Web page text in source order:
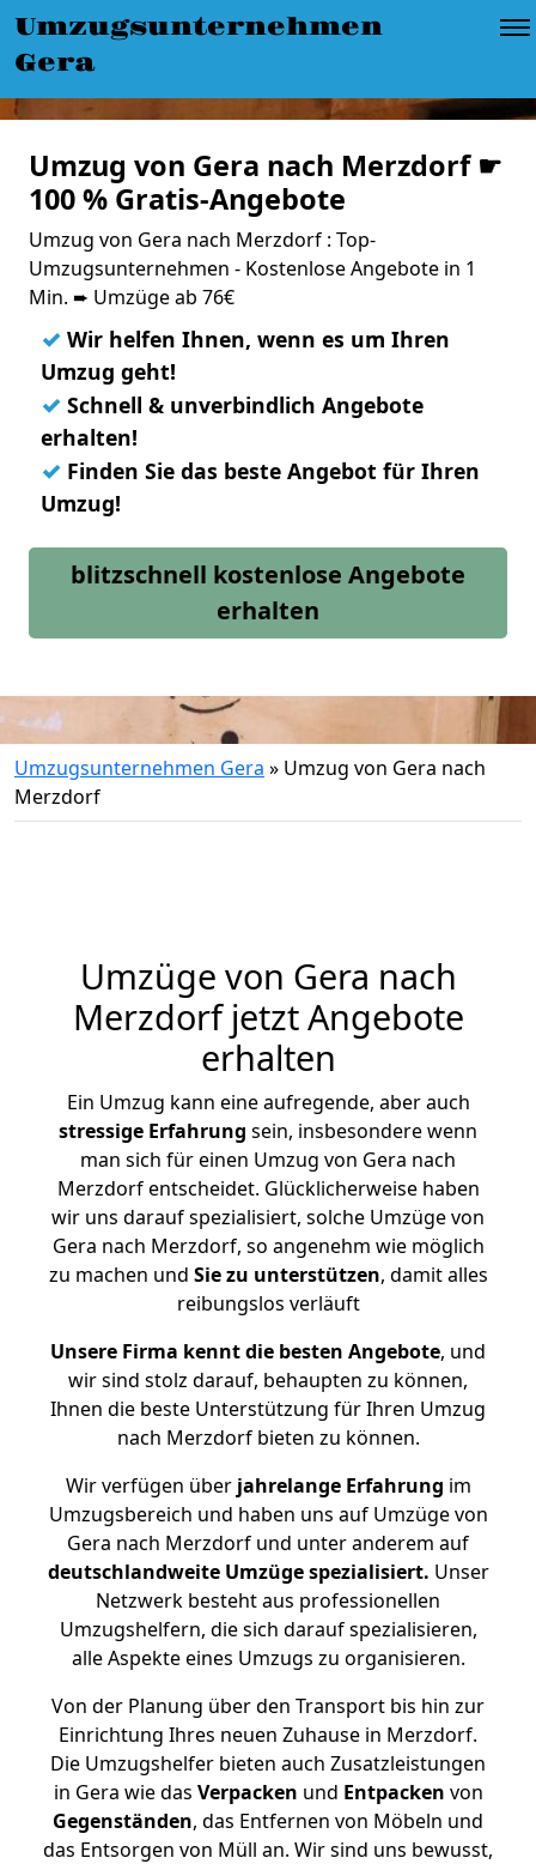
Umzugsunternehmen
Gera
Umzug von Gera nach Merzdorf ☛
100 % Gratis-Angebote
Umzug von Gera nach Merzdorf : Top-
Umzugsunternehmen - Kostenlose Angebote in 1
Min. ➨ Umzüge ab 76€
✓ Wir helfen Ihnen, wenn es um Ihren
Umzug geht!
✓ Schnell & unverbindlich Angebote
erhalten!
✓ Finden Sie das beste Angebot für Ihren
Umzug!
blitzschnell kostenlose Angebote
erhalten
Umzugsunternehmen Gera » Umzug von Gera nach
Merzdorf
Umzüge von Gera nach
Merzdorf jetzt Angebote
erhalten
Ein Umzug kann eine aufregende, aber auch
stressige Erfahrung sein, insbesondere wenn
man sich für einen Umzug von Gera nach
Merzdorf entscheidet. Glücklicherweise haben
wir uns darauf spezialisiert, solche Umzüge von
Gera nach Merzdorf, so angenehm wie möglich
zu machen und Sie zu unterstützen, damit alles
reibungslos verläuft
Unsere Firma kennt die besten Angebote, und
wir sind stolz darauf, behaupten zu können,
Ihnen die beste Unterstützung für Ihren Umzug
nach Merzdorf bieten zu können.
Wir verfügen überjahrelange Erfahrung im
Umzugsbereich und haben uns auf Umzüge von
Gera nach Merzdorf und unter anderem auf
deutschlandweite Umzüge spezialisiert. Unser
Netzwerk besteht aus professionellen
Umzugshelfern, die sich darauf spezialisieren,
alle Aspekte eines Umzugs zu organisieren.
Von der Planung über den Transport bis hin zur
Einrichtung Ihres neuen Zuhause in Merzdorf.
Die Umzugshelfer bieten auch Zusatzleistungen
in Gera wie das Verpacken und Entpacken von
Gegenständen, das Entfernen von Möbeln und
das Entsorgen von Müll an. Wir sind uns bewusst,